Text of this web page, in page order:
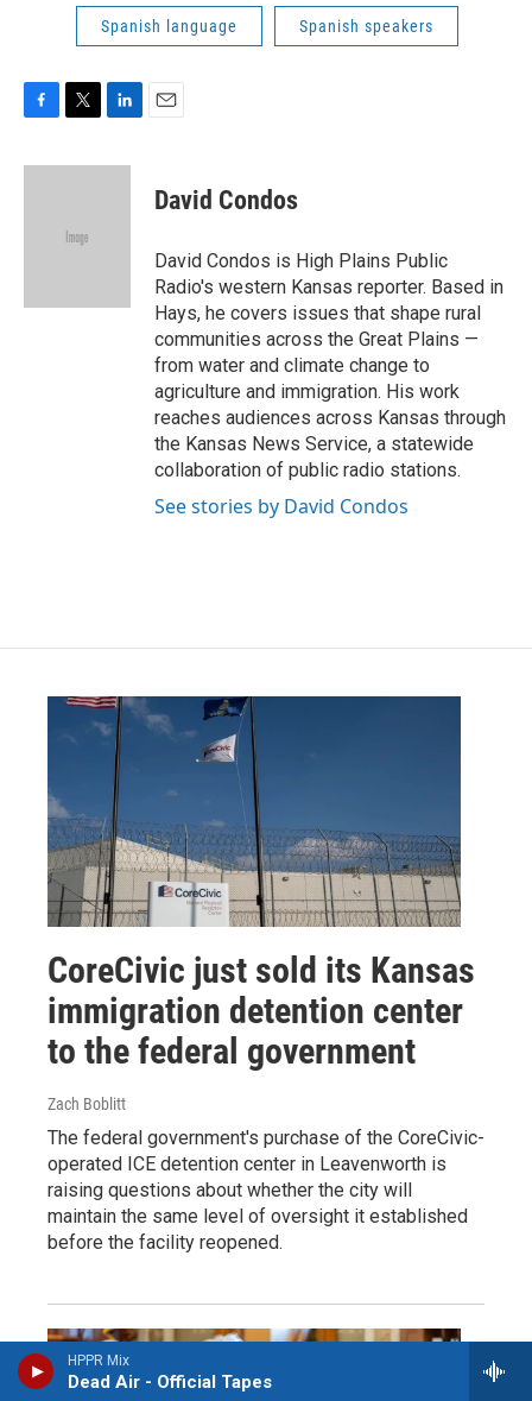
HPPR Mix
Dead Air - Official Tapes
Spanish language Spanish speakers
c
i
e
n
David Condos
David Condos is High Plains Public
Radio's western Kansas reporter. Based in
Hays, he covers issues that shape rural
communities across the Great Plains —
from water and climate change to
agriculture and immigration. His work
reaches audiences across Kansas through
the Kansas News Service, a statewide
collaboration of public radio stations.
See stories by David Condos
CoreCivic just sold its Kansas
immigration detention center
to the federal government
Zach Boblitt
The federal government's purchase of the CoreCivic-
operated ICE detention center in Leavenworth is
raising questions about whether the city will
maintain the same level of oversight it established
before the facility reopened.